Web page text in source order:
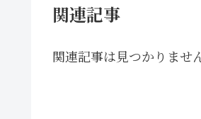
関連記事
関連記事は見つかりませ